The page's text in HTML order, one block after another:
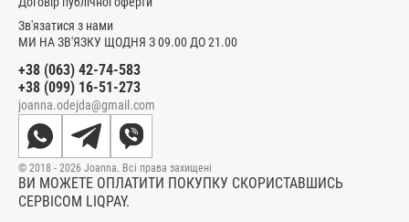
МИ НА ЗВ'ЯЗКУ ЩОДНЯ З 09.00 ДО 21.00
+38 (063) 42-74-583
+38 (099) 16-51-273
joanna.odejda@gmail.com
Зв'язатися з нами
ВИ МОЖЕТЕ ОПЛАТИТИ ПОКУПКУ СКОРИСТАВШИСЬ
СЕРВІСОМ LIQPAY.
© 2018 - 2026 Joanna. Всі права захищені